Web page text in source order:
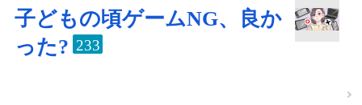
子どもの頃ゲームNG、良か
った? 233